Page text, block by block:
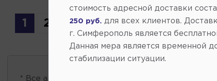
1 2
* Все автозапчасти
стоимость адресной доставки
250 руб.
для всех клиентов.
г. Симферополь является
Данная мера является временной
стабилизации ситуации.